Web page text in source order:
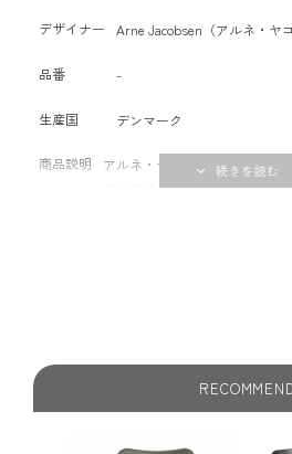
デザイナー Arne Jacobsen（アルネ・ヤ
品番 -
生産国 デンマーク
商品説明
アルネ・ヤコブセンにより
チェアは、フリッツ・ハンセ
め、簡単に一列に並べたり、